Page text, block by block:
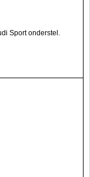
Sport onderstel.